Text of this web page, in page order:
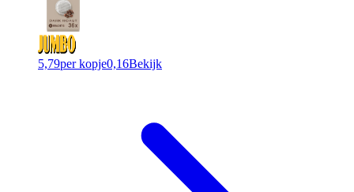
5,79per kopje0,16Bekijk